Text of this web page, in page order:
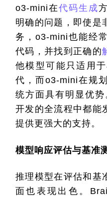
o3-mini在代码生成
明确的问题，即使是
务，o3-mini也能经
代码，并找到正确的
他模型可能只适用
代，而o3-mini在规
统方面具有明显优
开发的全流程中都能
提供更强大的支持。
模型响应评估与基准
推理模型在评估和基
面也表现出色。